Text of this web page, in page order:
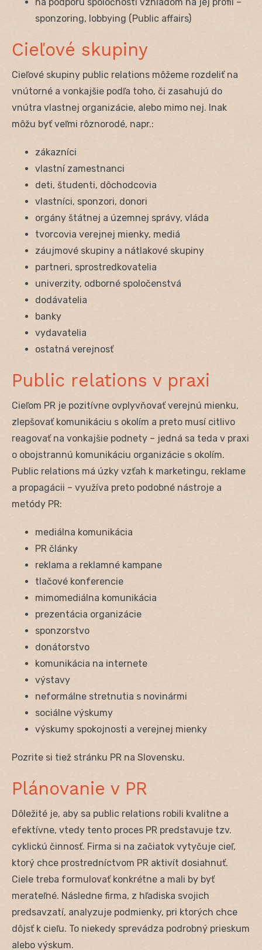
sponzoring, lobbying (Public affairs)
Cieľové skupiny
Cieľové skupiny public relations môžeme rozdeliť na
vnútorné a vonkajšie podľa toho, či zasahujú do
vnútra vlastnej organizácie, alebo mimo nej. Inak
môžu byť veľmi rôznorodé, napr.:
zákazníci
vlastní zamestnanci
deti, študenti, dôchodcovia
vlastníci, sponzori, donori
orgány štátnej a územnej správy, vláda
tvorcovia verejnej mienky, mediá
záujmové skupiny a nátlakové skupiny
partneri, sprostredkovatelia
univerzity, odborné spoločenstvá
dodávatelia
banky
vydavatelia
ostatná verejnosť
Public relations v praxi
Cieľom PR je pozitívne ovplyvňovať verejnú mienku,
zlepšovať komunikáciu s okolím a preto musí citlivo
reagovať na vonkajšie podnety – jedná sa teda v praxi
o obojstrannú komunikáciu organizácie s okolím.
Public relations má úzky vzťah k marketingu, reklame
a propagácii – využíva preto podobné nástroje a
metódy PR:
mediálna komunikácia
PR články
reklama a reklamné kampane
tlačové konferencie
mimomediálna komunikácia
prezentácia organizácie
sponzorstvo
donátorstvo
komunikácia na internete
výstavy
neformálne stretnutia s novinármi
sociálne výskumy
výskumy spokojnosti a verejnej mienky
Pozrite si tiež stránku PR na Slovensku.
Plánovanie v PR
Dôležité je, aby sa public relations robili kvalitne a
efektívne, vtedy tento proces PR predstavuje tzv.
cyklickú činnosť. Firma si na začiatok vytyčuje cieľ,
ktorý chce prostredníctvom PR aktivít dosiahnuť.
Ciele treba formulovať konkrétne a mali by byť
merateľné. Následne firma, z hľadiska svojich
predsavzatí, analyzuje podmienky, pri ktorých chce
dôjsť k cieľu. To niekedy sprevádza podrobný prieskum
alebo výskum.